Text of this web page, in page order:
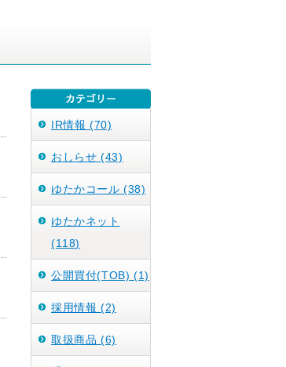
IR情報 (70)
おしらせ (43)
ゆたかコール (38)
ゆたかネット
(118)
公開買付(TOB) (1)
採用情報 (2)
取扱商品 (6)